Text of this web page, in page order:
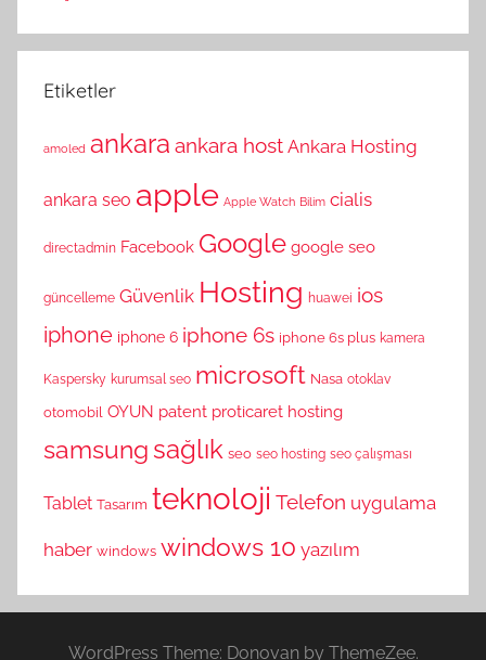
Etiketler
amoled ankara ankara host Ankara Hosting
ankara seo apple Apple Watch Bilim cialis
directadmin Facebook Google google seo
güncelleme Güvenlik Hosting huawei ios
iphone iphone 6 iphone 6s iphone 6s plus kamera
Kaspersky kurumsal seo microsoft Nasa otoklav
otomobil OYUN patent proticaret hosting
samsung sağlık seo seo hosting seo çalışması
Tablet Tasarım teknoloji Telefon uygulama
haber windows windows 10 yazılım
WordPress Theme: Donovan by ThemeZee.